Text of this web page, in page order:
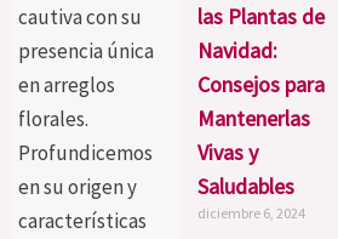
cautiva con su
presencia única
en arreglos
florales.
Profundicemos
en su origen y
características
las Plantas de
Navidad:
Consejos para
Mantenerlas
Vivas y
Saludables
diciembre 6, 2024